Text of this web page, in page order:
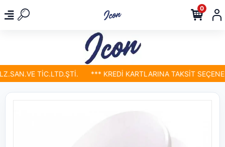
TİC.LTD.ŞTİ. *** KREDİ KARTLARINA TAKSİT
0